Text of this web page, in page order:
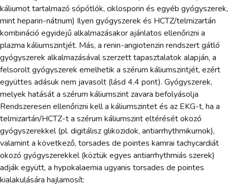
káliumot tartalmazó sópótlók, ciklosporin és egyéb gyógyszerek,
mint heparin-nátrium) Ilyen gyógyszerek és HCTZ/telmizartán
kombináció egyidejű alkalmazásakor ajánlatos ellenőrizni a
plazma káliumszintjét. Más, a renin-angiotenzin rendszert gátló
gyógyszerek alkalmazásával szerzett tapasztalatok alapján, a
felsorolt gyógyszerek emelhetik a szérum káliumszintjét, ezért
együttes adásuk nem javasolt (lásd 4.4 pont). Gyógyszerek,
melyek hatását a szérum káliumszint zavara befolyásolja
Rendszeresen ellenőrizni kell a káliumszintet és az EKG-t, ha a
telmizartán/HCTZ-t a szérum káliumszint eltérését okozó
gyógyszerekkel (pl. digitálisz glikozidok, antiarrhythmikumok),
valamint a következő, torsades de pointes kamrai tachycardiát
okozó gyógyszerekkel (köztük egyes antiarrhythmiás szerek)
adják együtt, a hypokalaemia ugyanis torsades de pointes
kialakulására hajlamosít: